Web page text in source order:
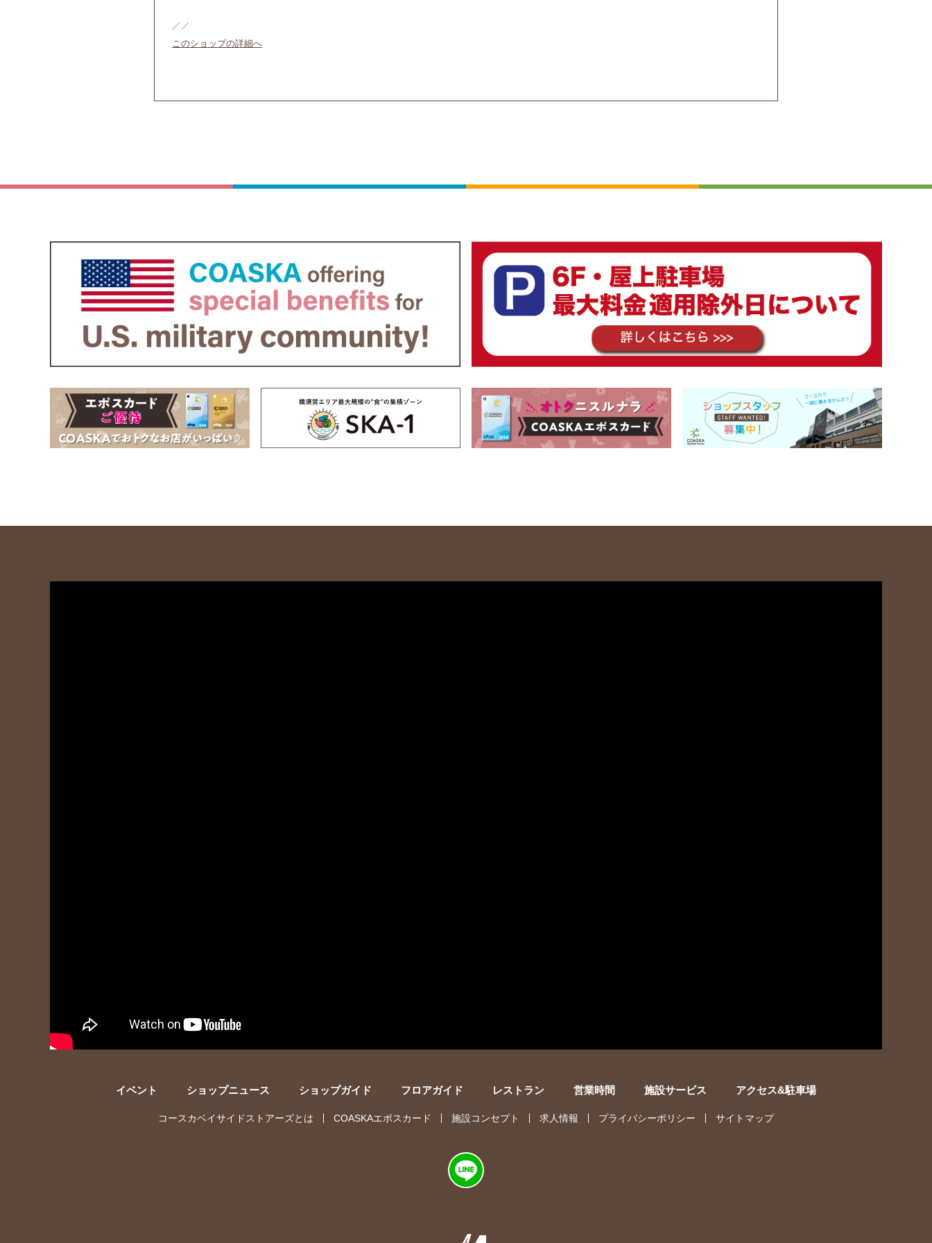
／／
このショップの詳細へ
イベント ショップニュース ショップガイド フロアガイド レストラン 営業時間 施設サービス アクセス&駐車場
コースカベイサイドストアーズとは COASKAエポスカード 施設コンセプト 求人情報 プライバシーポリシー サイトマップ